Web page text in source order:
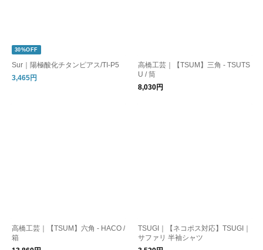
30%OFF
Sur｜陽極酸化チタンピアス/TI-P5
3,465円
高橋工芸｜【TSUM】三角 - TSUTS
U / 筒
8,030円
高橋工芸｜【TSUM】六角 - HACO /
箱
TSUGI｜【ネコポス対応】TSUGI｜
サファリ 半袖シャツ